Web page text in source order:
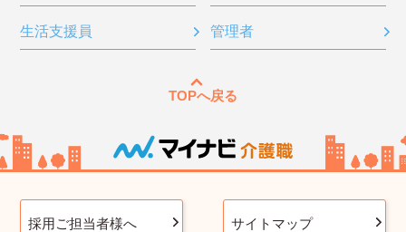
生活支援員 管理者
TOPへ戻る
採用ご担当者様へ サイトマップ